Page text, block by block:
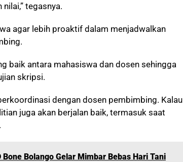
tegasnya.
agar lebih proaktif dalam menjadwalkan
baik antara mahasiswa dan dosen sehingga
skripsi.
dengan dosen pembimbing. Kalau
juga akan berjalan baik, termasuk saat
Bone Bolango Gelar Mimbar Bebas Hari Tani